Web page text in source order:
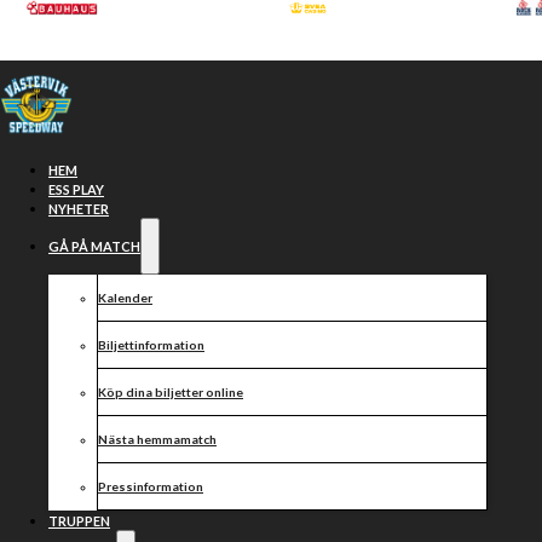
Hoppa till huvudinnehåll
HEM
ESS PLAY
NYHETER
GÅ PÅ MATCH
Kalender
Biljettinformation
Köp dina biljetter online
Nästa hemmamatch
Pressinformation
TRUPPEN
Internationella
avtalet om